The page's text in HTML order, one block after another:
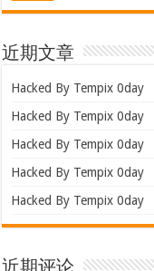
近期文章
Hacked By Tempix 0day
Hacked By Tempix 0day
Hacked By Tempix 0day
Hacked By Tempix 0day
Hacked By Tempix 0day